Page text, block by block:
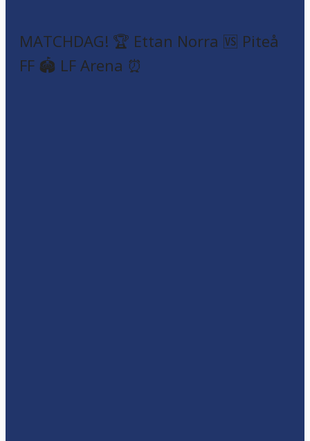
MATCHDAG! 🏆 Ettan Norra 🆚 Piteå
FF 🏟️ LF Arena ⏰